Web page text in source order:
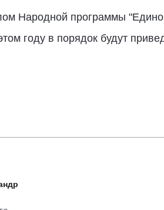
Народной программы
году в порядок будут